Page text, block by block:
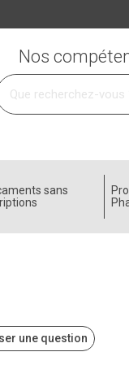
service
Nos
sans
une question